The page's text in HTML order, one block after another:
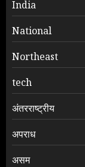
India
National
Northeast
tech
अंतरराष्ट्रीय
अपराध
असम